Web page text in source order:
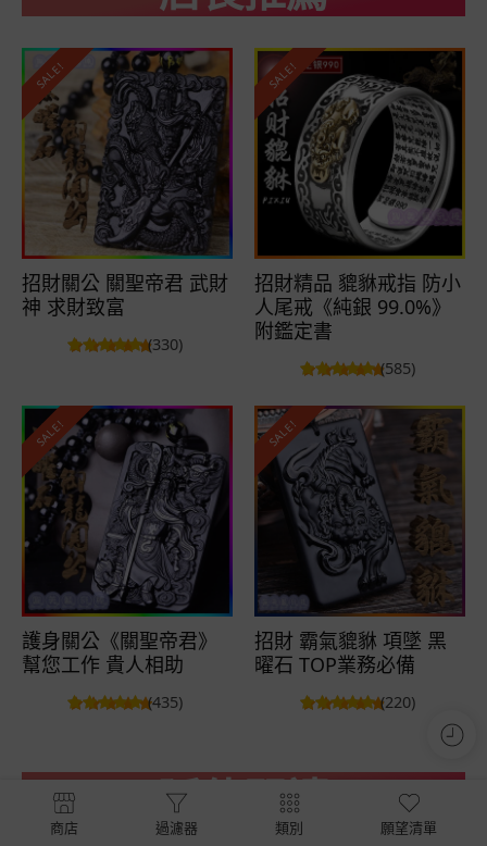
SALE!
招財關公 關聖帝君 武財
神 求財致富
(330)
SALE!
招財精品 貔貅戒指 防小
人尾戒《純銀 99.0%》
附鑑定書
(585)
SALE!
護身關公《關聖帝君》
幫您工作 貴人相助
(435)
SALE!
招財 霸氣貔貅 項墜 黑
曜石 TOP業務必備
(220)
延伸閱讀
商店 過濾器 類別 願望清單